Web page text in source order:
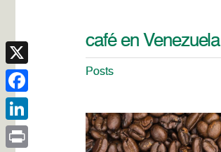
café en Venezuela
Posts
X
Facebook
LinkedIn